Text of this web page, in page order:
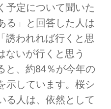
予定について聞いた
る」と回答した人は
誘われれば行くと思
ないが行くと思う
と、約84％が今年の
示しています。桜シ
る人は、依然として